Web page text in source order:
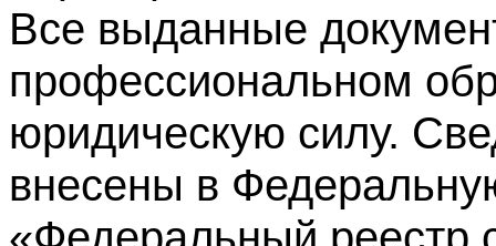
Все выданные
профессиональном
юридическую силу.
внесены в